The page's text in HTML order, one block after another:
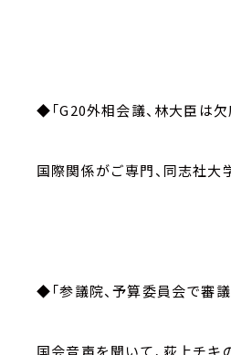
◆「G20外相会議、林大臣は欠
国際関係がご専門、同志社大
◆「参議院、予算委員会で審議
国会音声を聞いて、荻上チキ